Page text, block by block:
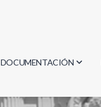
DOCUMENTACIÓN
Actas